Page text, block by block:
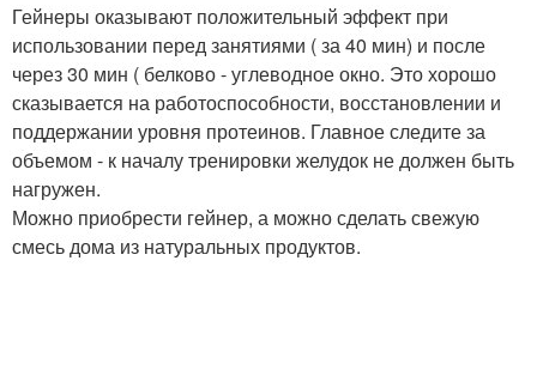
Гейнеры оказывают положительный эффект при
использовании перед занятиями ( за 40 мин) и после
через 30 мин ( белково - углеводное окно. Это хорошо
сказывается на работоспособности, восстановлении и
поддержании уровня протеинов. Главное следите за
объемом - к началу тренировки желудок не должен быть
нагружен.
Можно приобрести гейнер, а можно сделать свежую
смесь дома из натуральных продуктов.